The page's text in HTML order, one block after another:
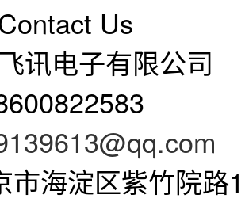
Us
讯电子有限公司
市海淀区紫竹院路